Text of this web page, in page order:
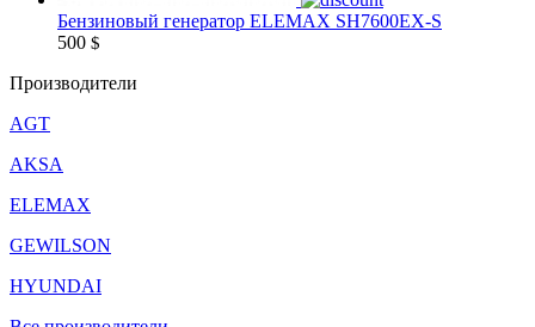
Бензиновый генератор ELEMAX SH7600EX-S
500 $
Производители
AGT
AKSA
ELEMAX
GEWILSON
HYUNDAI